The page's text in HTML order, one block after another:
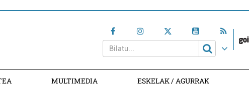
MULTIMEDIA ESKELAK / AGURRAK